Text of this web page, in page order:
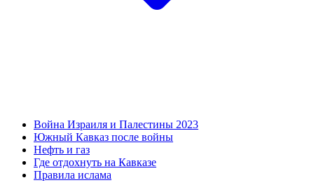
Война Израиля и Палестины 2023
Южный Кавказ после войны
Нефть и газ
Где отдохнуть на Кавказе
Правила ислама